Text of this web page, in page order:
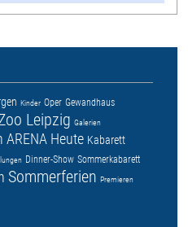
Kinder Oper Gewandhaus
Leipzig Galerien
ARENA Heute Kabarett
Dinner-Show Sommerkabarett
Sommerferien Premieren